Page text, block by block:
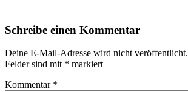
Schreibe einen Kommentar
Deine E-Mail-Adresse wird nicht veröffentlicht.
Felder sind mit * markiert
Kommentar *